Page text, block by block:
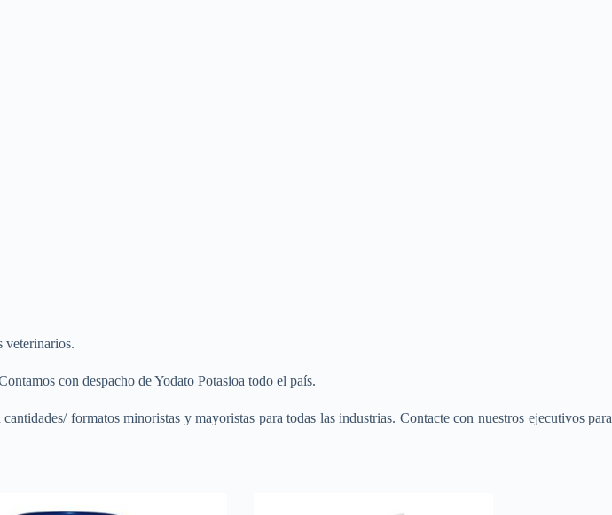
veterinarios.
con despacho de Yodato Potasioa todo el país.
formatos minoristas y mayoristas para todas las industrias. Contacte con nuestros ejecutivos para